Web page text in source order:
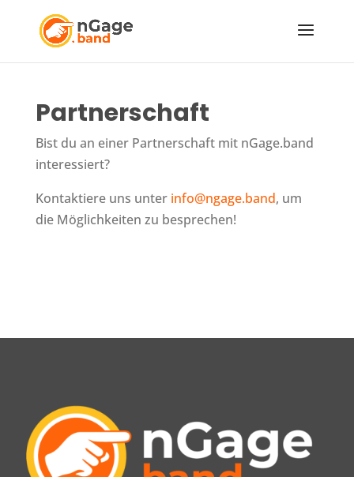
Partnerschaft
Bist du an einer Partnerschaft mit nGage.band
interessiert?
Kontaktiere uns unter info@ngage.band, um
die Möglichkeiten zu besprechen!